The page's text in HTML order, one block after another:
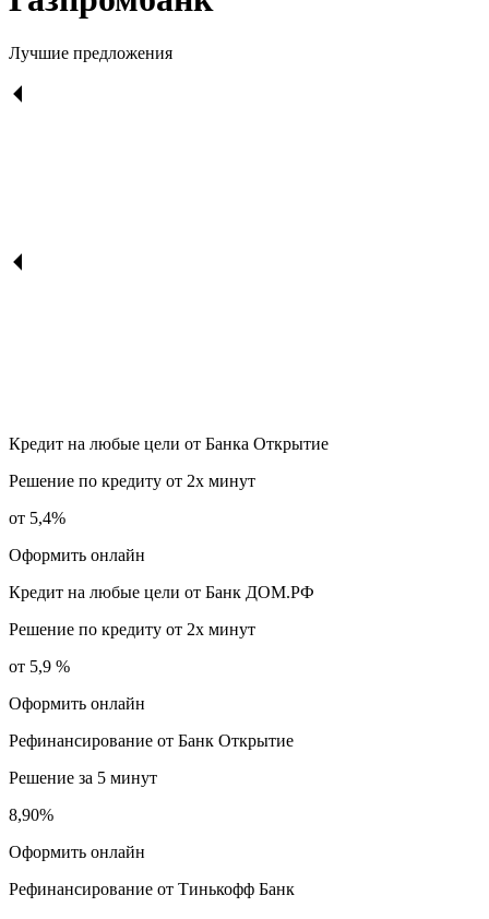
Лучшие предложения
Кредит на любые цели от Банка Открытие
Решение по кредиту от 2х минут
от 5,4%
Оформить онлайн
Кредит на любые цели от Банк ДОМ.РФ
Решение по кредиту от 2х минут
от 5,9 %
Оформить онлайн
Рефинансирование от Банк Открытие
Решение за 5 минут
8,90%
Оформить онлайн
Рефинансирование от Тинькофф Банк